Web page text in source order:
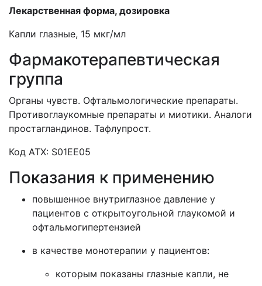
Лекарственная форма, дозировка
Капли глазные, 15 мкг/мл
Фармакотерапевтическая
группа
Органы чувств. Офтальмологические препараты.
Противоглаукомные препараты и миотики. Аналоги
простагландинов. Тафлупрост.
Код АТХ: S01EE05
Показания к применению
повышенное внутриглазное давление у
пациентов с открытоугольной глаукомой и
офтальмогипертензией
в качестве монотерапии у пациентов:
которым показаны глазные капли, не